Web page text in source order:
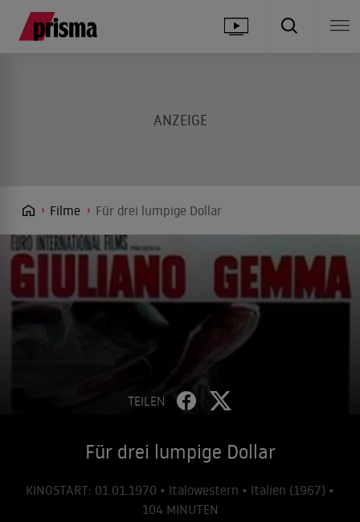
Filme Für drei lumpige Dollar
TEILEN
Für drei lumpige Dollar
KINOSTART: 01.01.1970 • Italowestern • Italien (1967) •
104 MINUTEN